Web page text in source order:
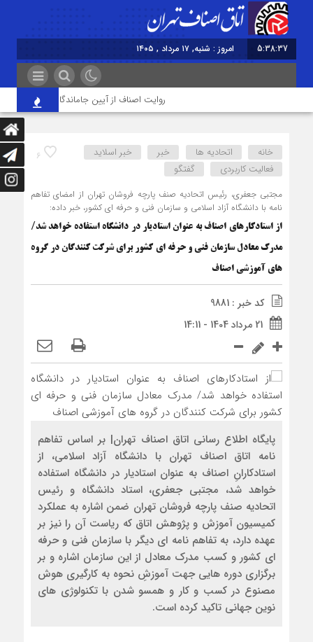
5:38:38 امروز : شنبه, ۱۷ مرداد , ۱۴۰۵
روایت اصناف از آیین جاماندگان اربعین در
6 خانه اتحادیه ها خبر
خبر اسلايد
فعالیت کاربردی
گفتگو
مجتبی جعفری، رئیس اتحادیه صنف پارچه فروشان تهران از امضای تفاهم
نامه با دانشگاه آزاد اسلامی و سازمان فنی و حرفه ای کشور، خبر داده:
از استادکارهای اصناف به عنوان استادیار در دانشگاه استفاده خواهد شد/
مدرک معادل سازمان فنی و حرفه ای کشور برای شرکت کنندگان در گروه
های آموزشی اصناف
کد خبر : 9881
21 مرداد 1404 - 14:11
پایگاه اطلاع رسانی اتاق اصناف تهران| بر اساس تفاهم
نامه اتاق اصناف تهران با دانشگاه آزاد اسلامی، از
استادکارانِ اصناف به عنوان استادیار در دانشگاه استفاده
خواهد شد، مجتبی جعفری، استاد دانشگاه و رئیس
اتحادیه صنف پارچه فروشان تهران ضمن اشاره به عملکرد
کمیسیون آموزش و پژوهش اتاق که ریاست آن را نیز بر
عهده دارد، به تفاهم نامه ای دیگر با سازمان فنی و حرفه
ای کشور و کسب مدرک معادل از این سازمان اشاره و بر
برگزاری دوره هایی جهت آموزشِ نحوه به کارگیری هوش
مصنوع در کسب و کار و همسو شدن با تکنولوژی های
نوین جهانی تاکید کرده است.